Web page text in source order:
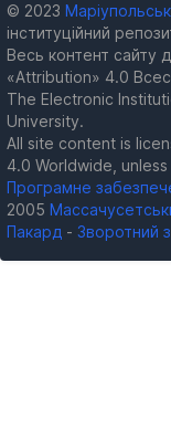
© 2023
інституційний
Весь контент сайту
«Attribution» 4.0
The Electronic
University.
All site content is
4.0 Worldwide,
Програмне
2005
Пакард - Зворотний